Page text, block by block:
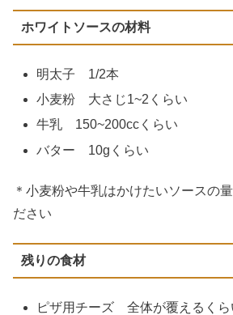
ホワイトソースの材料
明太子 1/2本
小麦粉 大さじ1~2くらい
牛乳 150~200ccくらい
バター 10gくらい
＊小麦粉や牛乳はかけたいソースの
ださい
残りの食材
ピザ用チーズ 全体が覆えるくら